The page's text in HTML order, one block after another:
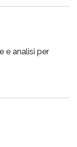
e analisi per